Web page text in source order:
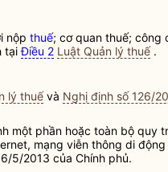
nộp thuế; cơ quan thuế; công
tạiĐiều 2 Luật Quản lý thuế.
lý thuếvà Nghị định số 126/
một phần hoặc toàn bộ quy
mạng viễn thông di
5/2013 của Chính phủ.